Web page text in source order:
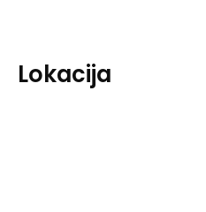
Lokacija